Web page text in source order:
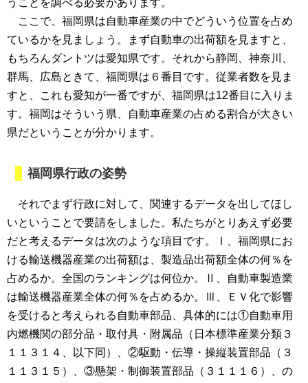
うことを調べる必要があります。
ここで、福岡県は自動車産業の中でどういう位置を占め
ているかを見ましょう。まず自動車の出荷額を見ますと、
もちろんダントツは愛知県です。それから静岡、神奈川、
群馬、広島ときて、福岡県は６番目です。従業者数を見ま
すと、これも愛知が一番ですが、福岡県は12番目に入りま
す。福岡はそういう県、自動車産業の占める割合が大きい
県だということが分かります。
福岡県行政の姿勢
それでまず行政に対して、関連するデータを出してほし
いということで要請をしました。私たちがとりあえず必要
だと考えるデータは次のような項目です。Ⅰ、福岡県にお
ける輸送機器産業の出荷額は、製造品出荷額全体の何％を
占めるか。全国のランキングは何位か。Ⅱ、自動車製造業
は輸送機器産業全体の何％を占めるか。Ⅲ、ＥＶ化で影響
を受けると考えられる自動車部品、具体的には①自動車用
内燃機関の部分品・取付具・附属品（日本標準産業分類３
１１３１４、以下同）、②駆動・伝導・操縦装置部品（３
１１３１５）、③懸架・制御装置部品（３１１１６）、の